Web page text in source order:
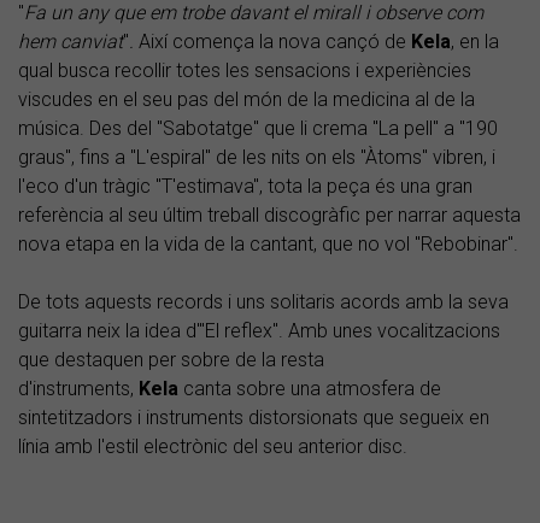
"Fa un any que em trobe davant el mirall i observe com
hem canviat". Així comença la nova cançó de Kela, en la
qual busca recollir totes les sensacions i experiències
viscudes en el seu pas del món de la medicina al de la
música. Des del "Sabotatge" que li crema "La pell" a "190
graus", fins a "L'espiral" de les nits on els "Àtoms" vibren, i
l'eco d'un tràgic "T'estimava", tota la peça és una gran
referència al seu últim treball discogràfic per narrar aquesta
nova etapa en la vida de la cantant, que no vol "Rebobinar".
De tots aquests records i uns solitaris acords amb la seva
guitarra neix la idea d'"El reflex". Amb unes vocalitzacions
que destaquen per sobre de la resta
d'instruments, Kela canta sobre una atmosfera de
sintetitzadors i instruments distorsionats que segueix en
línia amb l'estil electrònic del seu anterior disc.